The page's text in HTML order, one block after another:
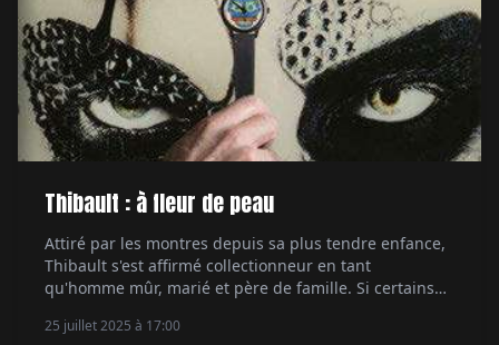
Thibault : à fleur de peau
Attiré par les montres depuis sa plus tendre enfance,
Thibault s'est affirmé collectionneur en tant
qu'homme mûr, marié et père de famille. Si certains
rattrape en faisant preuve de frénésie. Par Hervé
25 juillet 2025 à 17:00